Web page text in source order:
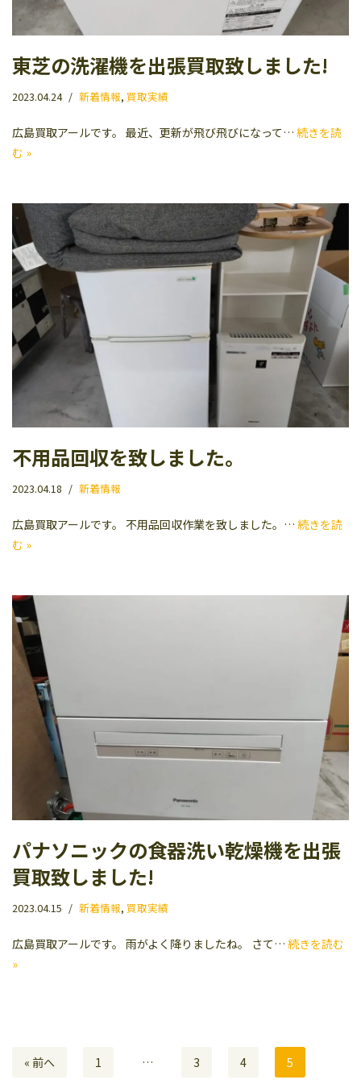
東芝の洗濯機を出張買取致しました!
2023.04.24 新着情報, 買取実績
広島買取アールです。 最近、更新が飛び飛びになって… 続きを読
む »
不用品回収を致しました。
2023.04.18 新着情報
広島買取アールです。 不用品回収作業を致しました。… 続きを読
む »
パナソニックの食器洗い乾燥機を出張
買取致しました!
2023.04.15 新着情報, 買取実績
広島買取アールです。 雨がよく降りましたね。 さて… 続きを読む
»
« 前へ 1 … 3 4 5